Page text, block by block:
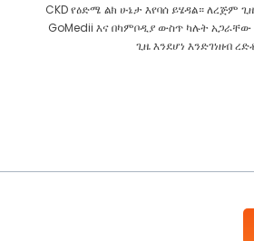
CKD የዕድሜ ልክ ሁኔታ እየባሰ ይሄዳል። ለረጅም
GoMedii እና በካምቦዲያ ውስጥ ካሉት
ጊዜ እንደሆነ እንድገነዘብ